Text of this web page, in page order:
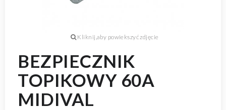
BEZPIECZNIK
TOPIKOWY 60A
MIDIVAL